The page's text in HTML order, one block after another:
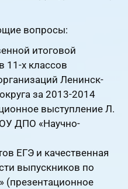
вопросы:
итоговой
11-х классов
Ленинск-
за 2013-2014
выступление Л.
ДПО «Научно-
ЕГЭ и качественная
выпускников по
(презентационное